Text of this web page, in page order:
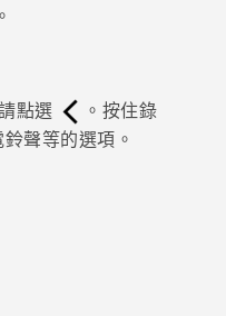
點選
。按住錄
聲等的選項。